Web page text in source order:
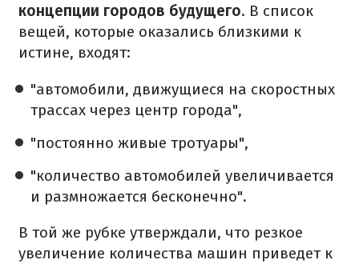
концепции городов будущего. В список
вещей, которые оказались близкими к
истине, входят:
"автомобили, движущиеся на скоростных
трассах через центр города",
"постоянно живые тротуары",
"количество автомобилей увеличивается
и размножается бесконечно".
В той же рубке утверждали, что резкое
увеличение количества машин приведет к